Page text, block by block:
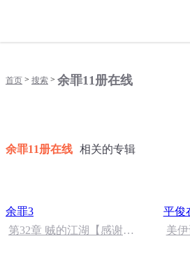
首页 > 搜索 > 余罪11册在线
余罪11册在线 相关的专辑
余罪3
第32章 贼的江湖【感谢
平俊
美